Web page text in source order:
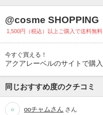
@cosme SHOPPING
1,500円（税込）以上ご購入で送料無料
今すぐ買える！
アクアレーベルのサイトで購入
同じおすすめ度のクチコミ
ooチャムさん さん